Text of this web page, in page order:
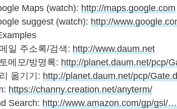
Maps (watch): http://maps.google.com
suggest (watch): http://
일 주소록/검색: http://www.daum.net
메모/방명록: http://planet.daum.net/pcp/
옮기기: http://planet.daum.net/pcp/
https://channy.creation.net/anyterm/
Search: http://www.amazon.com/gp/gsl/